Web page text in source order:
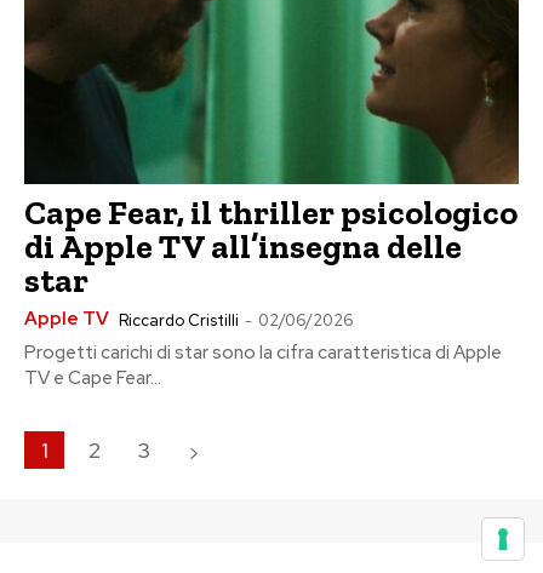
Cape Fear, il thriller psicologico
di Apple TV all’insegna delle
star
Apple TV Riccardo Cristilli - 02/06/2026
Progetti carichi di star sono la cifra caratteristica di Apple
TV e Cape Fear...
1 2 3